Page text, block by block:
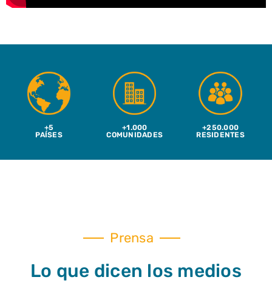
+5
PAÍSES
+1.000
COMUNIDADES
+250.000
RESIDENTES
Prensa
Lo que dicen los medios